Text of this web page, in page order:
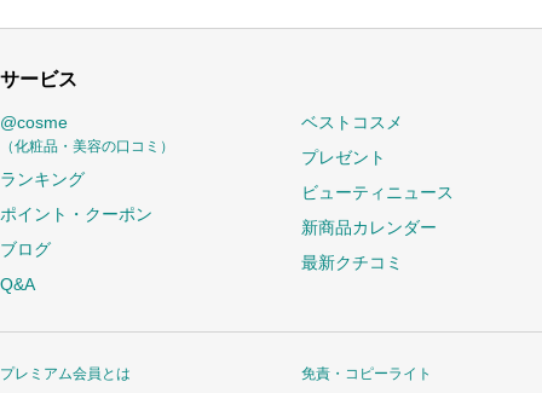
サービス
@cosme
（化粧品・美容の口コミ）
ランキング
ポイント・クーポン
ブログ
Q&A
ベストコスメ
プレゼント
ビューティニュース
新商品カレンダー
最新クチコミ
プレミアム会員とは
免責・コピーライト